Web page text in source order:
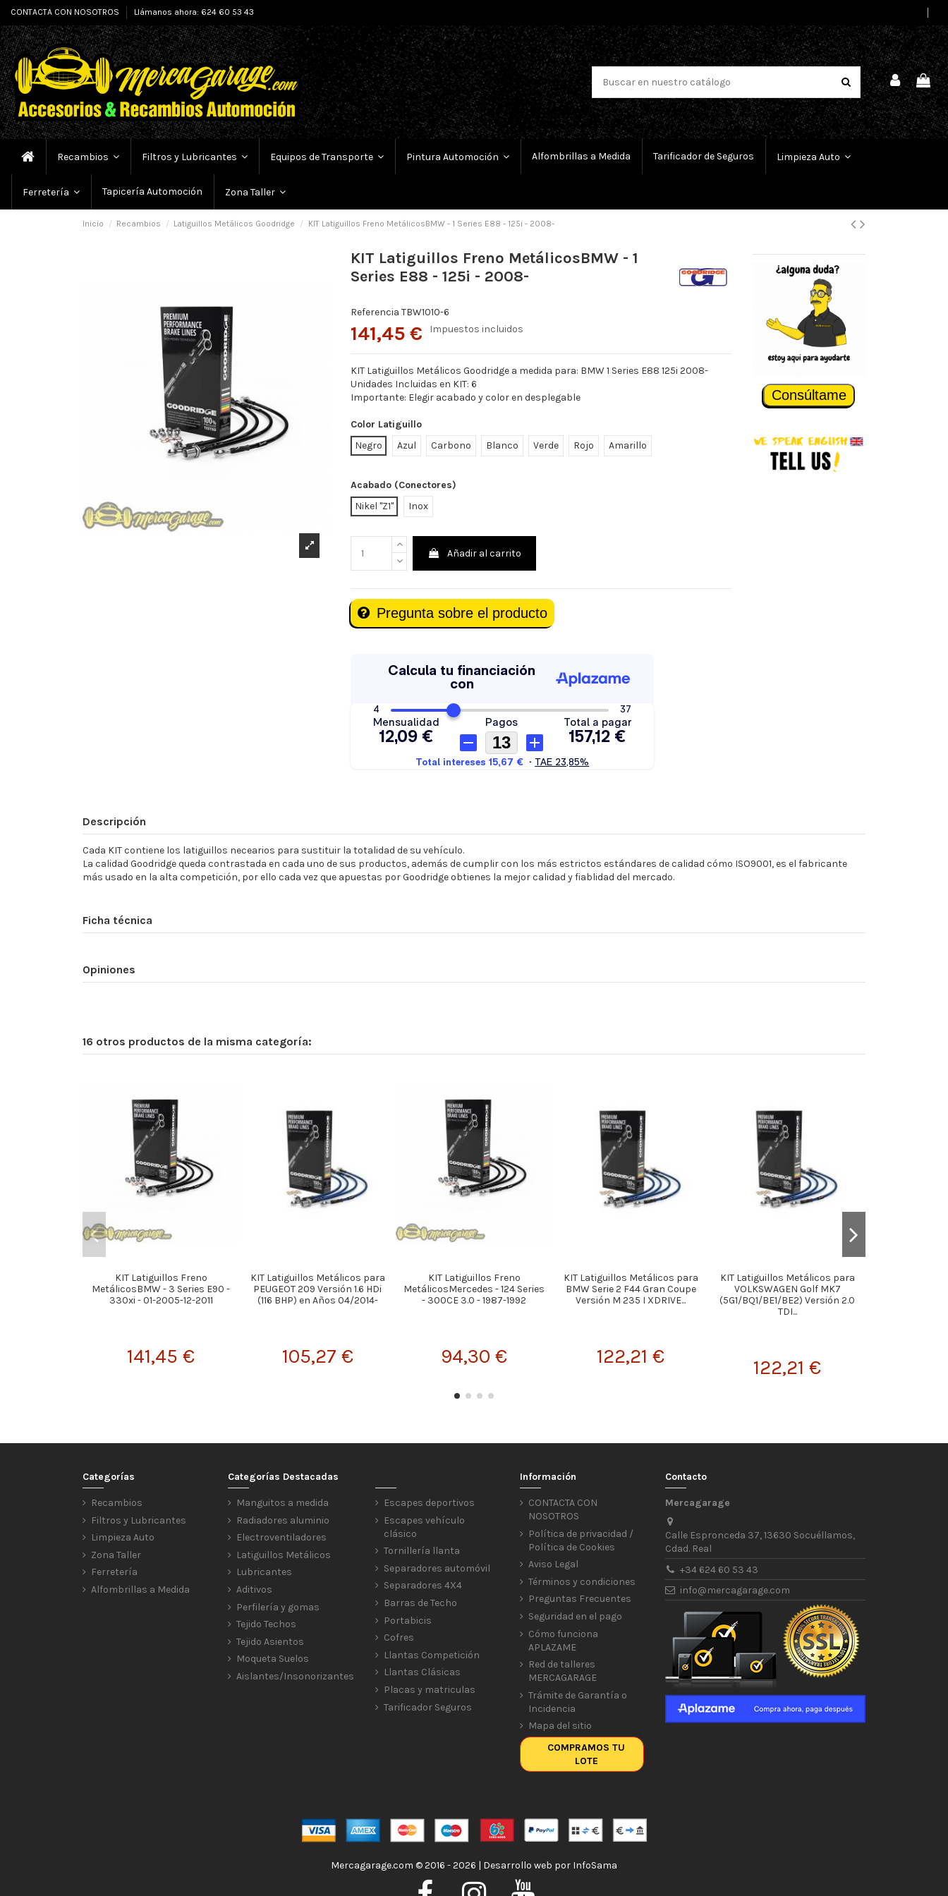
CONTACTA CON NOSOTROS Llámanos ahora: 624 60 53 43
Recambios Filtros y Lubricantes Equipos de Transporte Pintura Automoción Alfombrillas a Medida Tarificador de Seguros Limpieza Auto
Ferretería Tapicería Automoción Zona Taller
Inicio Recambios Latiguillos Metálicos Goodridge KIT Latiguillos Freno MetálicosBMW - 1 Series E88 - 125i - 2008-
KIT Latiguillos Freno MetálicosBMW - 1
Series E88 - 125i - 2008-
Referencia TBW1010-6
141,45 € Impuestos incluidos
KIT Latiguillos Metálicos Goodridge a medida para: BMW 1 Series E88 125i 2008-
Unidades Incluidas en KIT: 6
Importante: Elegir acabado y color en desplegable
Color Latiguillo
Negro
Azul Carbono Blanco Verde Rojo Amarillo
Acabado (Conectores)
Nikel "Z1"
Inox
Añadir al carrito
Pregunta sobre el producto
Consúltame
Descripción
Cada KIT contiene los latiguillos necearios para sustituir la totalidad de su vehículo.
La calidad Goodridge queda contrastada en cada uno de sus productos, además de cumplir con los más estrictos estándares de calidad cómo ISO9001, es el fabricante
más usado en la alta competición, por ello cada vez que apuestas por Goodridge obtienes la mejor calidad y fiablidad del mercado.
Ficha técnica
Opiniones
16 otros productos de la misma categoría:
KIT Latiguillos Freno
MetálicosBMW - 3 Series E90 -
330xi - 01-2005-12-2011
141,45 €
KIT Latiguillos Metálicos para
PEUGEOT 209 Versión 1.6 HDi
(116 BHP) en Años 04/2014-
105,27 €
KIT Latiguillos Freno
MetálicosMercedes - 124 Series
- 300CE 3.0 - 1987-1992
94,30 €
KIT Latiguillos Metálicos para
BMW Serie 2 F44 Gran Coupe
Versión M 235 I XDRIVE...
122,21 €
KIT Latiguillos Metálicos para
VOLKSWAGEN Golf MK7
(5G1/BQ1/BE1/BE2) Versión 2.0
TDI...
122,21 €
Categorías
Recambios
Filtros y Lubricantes
Limpieza Auto
Zona Taller
Ferretería
Alfombrillas a Medida
Categorías Destacadas
Manguitos a medida
Radiadores aluminio
Electroventiladores
Latiguillos Metálicos
Lubricantes
Aditivos
Perfilería y gomas
Tejido Techos
Tejido Asientos
Moqueta Suelos
Aislantes/Insonorizantes
Escapes deportivos
Escapes vehículo
clásico
Tornillería llanta
Separadores automóvil
Separadores 4X4
Barras de Techo
Portabicis
Cofres
Llantas Competición
Llantas Clásicas
Placas y matriculas
Tarificador Seguros
Información
CONTACTA CON
NOSOTROS
Política de privacidad /
Política de Cookies
Aviso Legal
Términos y condiciones
Preguntas Frecuentes
Seguridad en el pago
Cómo funciona
APLAZAME
Red de talleres
MERCAGARAGE
Trámite de Garantía o
Incidencia
Mapa del sitio
COMPRAMOS TU
LOTE
Contacto
Mercagarage
Calle Espronceda 37, 13630 Socuéllamos,
Cdad. Real
+34 624 60 53 43
info@mercagarage.com
Mercagarage.com © 2016 - 2026 | Desarrollo web por InfoSama